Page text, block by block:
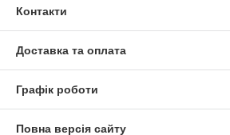
Контакти
Доставка та оплата
Графік роботи
Повна версія сайту